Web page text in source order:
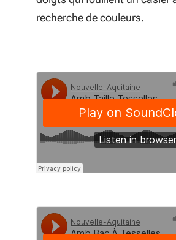
recherche de couleurs.